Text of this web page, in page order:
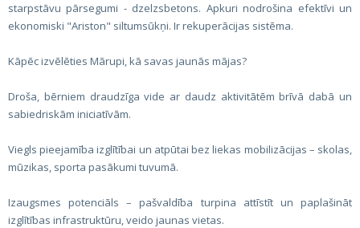
starpstāvu pārsegumi - dzelzsbetons. Apkuri nodrošina efektīvi un
ekonomiski "Ariston" siltumsūkņi. Ir rekuperācijas sistēma.
Kāpēc izvēlēties Mārupi, kā savas jaunās mājas?
Droša, bērniem draudzīga vide ar daudz aktivitātēm brīvā dabā un
sabiedriskām iniciatīvām.
Viegls pieejamība izglītībai un atpūtai bez liekas mobilizācijas – skolas,
mūzikas, sporta pasākumi tuvumā.
Izaugsmes potenciāls – pašvaldība turpina attīstīt un paplašināt
izglītības infrastruktūru, veido jaunas vietas.